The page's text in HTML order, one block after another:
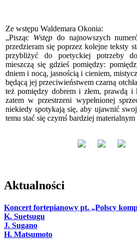
Ze wstępu Waldemara Okonia:
„Pisząc Wstępdo najnowszych
przedzieram się poprzez kolejne teksty
przybliżyć do poetyckiej potrzeby
mieszczą się gdzieś pomiędzy:
dniem i nocą, jasnością i cieniem,
będącą jej przeciwieństwem czarną
też pomiędzy dobrem i złem, prawdą
zatem w przestrzeni wypełnionej
niekiedy spotykają się, aby ujawnić
temu stać się czymś bardziej
Aktualności
Koncert fortepianowy pt. „Polscy
K. Suetsugu
J. Sugano
H. Matsumoto